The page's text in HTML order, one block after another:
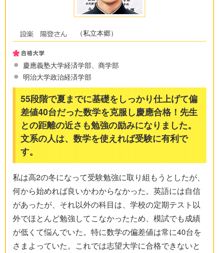
（私立本郷）
慶應義塾大学経済学部、商学部
明治大学政治経済学部
55段階で夏までに基礎をしっかり仕上げて偏
差値40台だった数学を克服し慶應合格！先生
との距離の近さも勉強の励みになりました。
文系の人は、数学を使えれば受験に有利で
す。
私は高2の冬になって受験勉強に取り組もうとしたが、
何から始めれば良いかわからなかった。英語には自信
があったが、それ以外の科目は、学校の定期テスト以
外でほとんど勉強してこなかったため、模試でも成績
が低くて悩んでいた。特に数学の偏差値は常に40台を
さまよっていた。これでは志望大学に合格できないと